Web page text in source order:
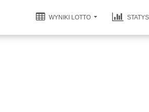
WYNIKI LOTTO